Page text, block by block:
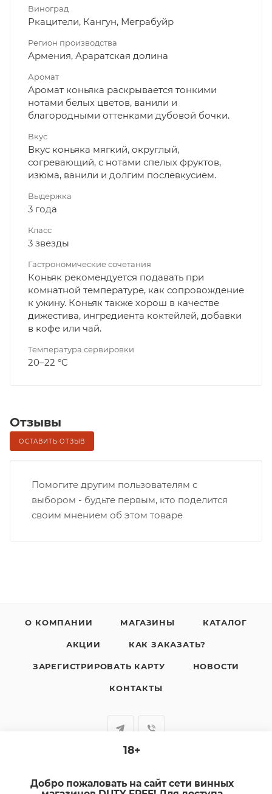
Виноград
Ркацители, Кангун, Меграбуйр
Регион производства
Армения, Араратская долина
Аромат
Аромат коньяка раскрывается тонкими
нотами белых цветов, ванили и
благородными оттенками дубовой бочки.
Вкус
Вкус коньяка мягкий, округлый,
согревающий, с нотами спелых фруктов,
изюма, ванили и долгим послевкусием.
Выдержка
3 года
Класс
3 звезды
Гастрономические сочетания
Коньяк рекомендуется подавать при
комнатной температуре, как сопровождение
к ужину. Коньяк также хорош в качестве
дижестива, ингредиента коктейлей, добавки
в кофе или чай.
Температура сервировки
20–22 °C
Отзывы
ОСТАВИТЬ ОТЗЫВ
Помогите другим пользователям с
выбором - будьте первым, кто поделится
своим мнением об этом товаре
О КОМПАНИИ МАГАЗИНЫ КАТАЛОГ
АКЦИИ КАК ЗАКАЗАТЬ?
ЗАРЕГИСТРИРОВАТЬ КАРТУ НОВОСТИ
КОНТАКТЫ
sale@dutyfree-online.ru
18+
Добро пожаловать на сайт сети винных